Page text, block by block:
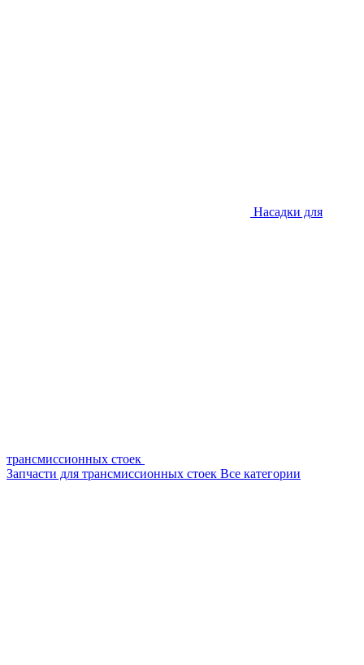
Насадки для
трансмиссионных стоек
Запчасти для трансмиссионных стоек Все категории